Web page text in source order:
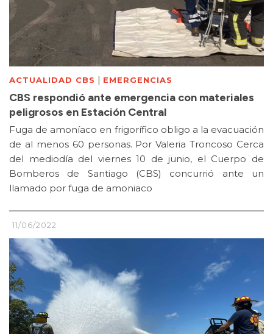
ACTUALIDAD CBS | EMERGENCIAS
CBS respondió ante emergencia con materiales
peligrosos en Estación Central
Fuga de amoníaco en frigorífico obligo a la evacuación
de al menos 60 personas. Por Valeria Troncoso Cerca
del mediodía del viernes 10 de junio, el Cuerpo de
Bomberos de Santiago (CBS) concurrió ante un
llamado por fuga de amoniaco
11/06/2022